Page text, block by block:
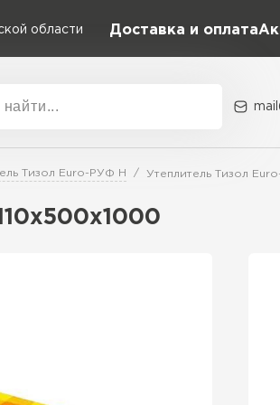
области Доставка и оплата
Тизол Euro-РУФ Н Утеплитель Тизол